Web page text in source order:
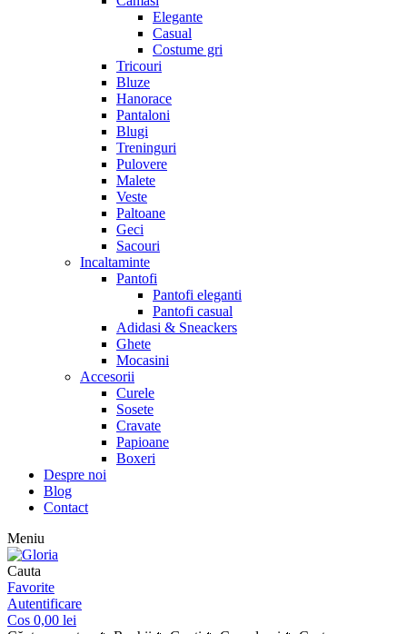
Elegante
Casual
Costume gri
Tricouri
Bluze
Hanorace
Pantaloni
Blugi
Treninguri
Pulovere
Malete
Veste
Paltoane
Geci
Sacouri
Incaltaminte
Pantofi
Pantofi eleganti
Pantofi casual
Adidasi & Sneackers
Ghete
Mocasini
Accesorii
Curele
Sosete
Cravate
Papioane
Boxeri
Despre noi
Blog
Contact
Meniu
Cauta
Favorite
Autentificare
Cos 0,00 lei